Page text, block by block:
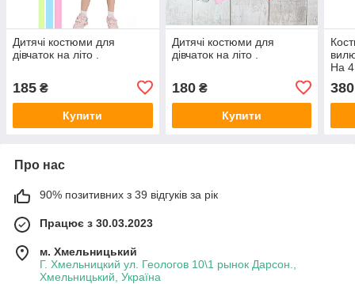
Дитячі костюми для
дівчаток на літо .
185 ₴
Купити
Дитячі костюми для
дівчаток на літо .
180₴
Купити
На
380
Про нас
90% позитивних з 39 відгуків за рік
Працює з 30.03.2023
м. Хмельницький
Г. Хмельницкий ул. Геологов 10\1 рынок Дарсон.,
Хмельницький, Україна